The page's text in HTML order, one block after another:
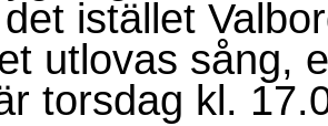
istället
utlovas sång,
torsdag kl.